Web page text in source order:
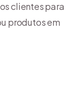
clientes para
produtos em